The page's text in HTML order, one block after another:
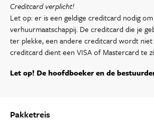
Creditcard verplicht!
Let op: er is een geldige creditcard nodig
verhuurmaatschappij. De creditcard die je
ter plekke, een andere creditcard wordt
creditcard dient een VISA of Mastercard te
Let op! De hoofdboeker en de
Pakketreis